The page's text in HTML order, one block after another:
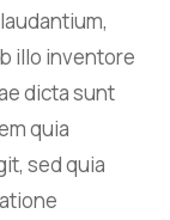
illo inventore
dicta sunt
quia
sed quia